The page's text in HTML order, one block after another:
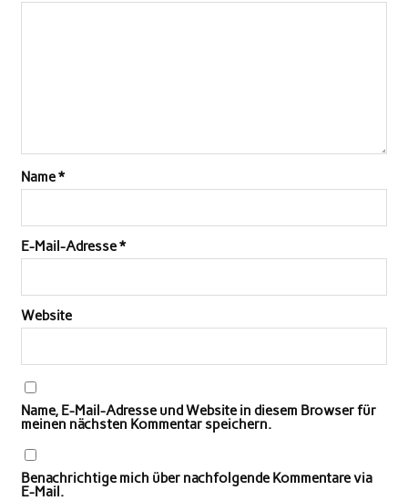
Name*
E-Mail-Adresse*
Website
Name, E-Mail-Adresse und Website in diesem Browser für
meinen nächsten Kommentar speichern.
Benachrichtige mich über nachfolgende Kommentare via
E-Mail.